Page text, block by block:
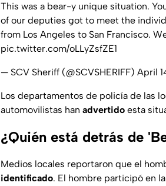
This was a bear-y unique situation.
of our deputies got to meet the
from Los Angeles to San Francisco.
pic.twitter.com/oLLyZsfZE1
— SCV Sheriff (@SCVSHERIFF) April
Los departamentos de policía de las
automovilistas han advertido esta
¿Quién está detrás de
Medios locales reportaron que el
identificado. El hombre participó en